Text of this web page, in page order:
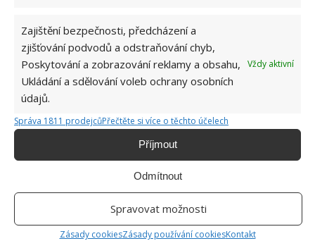
Zajištění bezpečnosti, předcházení a
zjišťování podvodů a odstraňování chyb,
Poskytování a zobrazování reklamy a obsahu,
Ukládání a sdělování voleb ochrany osobních
údajů.
Vždy aktivní
Správa 1811 prodejcůPřečtěte si více o těchto účelech
Příjmout
Odmítnout
Spravovat možnosti
Zásady cookiesZásady používání cookiesKontakt
nejnebezpečnějších škůdců rostlin a postupy,
jak se jich rychle zbavit
6.8.2026
letošní sezony
Přírodní hnojiva pro pěstování rajčat, která
zajistí bohatou úrodu šťavnatých a chutných
plodů. Připravte se na letošní sezonu včas
6.8.2026